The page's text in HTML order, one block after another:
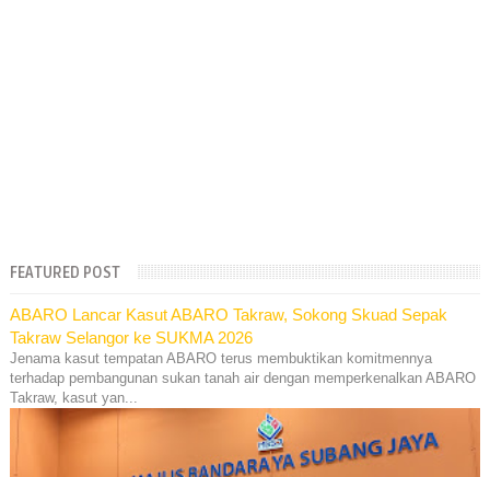
FEATURED POST
ABARO Lancar Kasut ABARO Takraw, Sokong Skuad Sepak
Takraw Selangor ke SUKMA 2026
Jenama kasut tempatan ABARO terus membuktikan komitmennya
terhadap pembangunan sukan tanah air dengan memperkenalkan ABARO
Takraw, kasut yan...